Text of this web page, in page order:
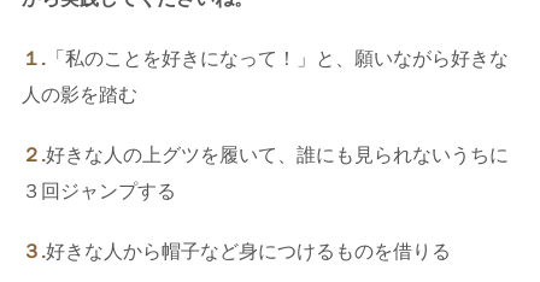
１. 「私のことを好きになって！」と、願いながら好きな
人の影を踏む
２.好きな人の上グツを履いて、誰にも見られないうちに
３回ジャンプする
３.好きな人から帽子など身につけるものを借りる